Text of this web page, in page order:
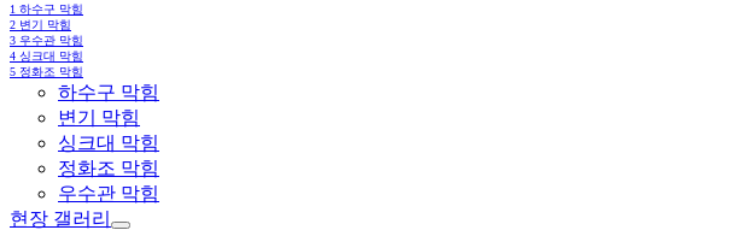
1 하수구 막힘
2 변기 막힘
3 우수관 막힘
4 싱크대 막힘
5 정화조 막힘
하수구 막힘
변기 막힘
싱크대 막힘
정화조 막힘
우수관 막힘
현장 갤러리